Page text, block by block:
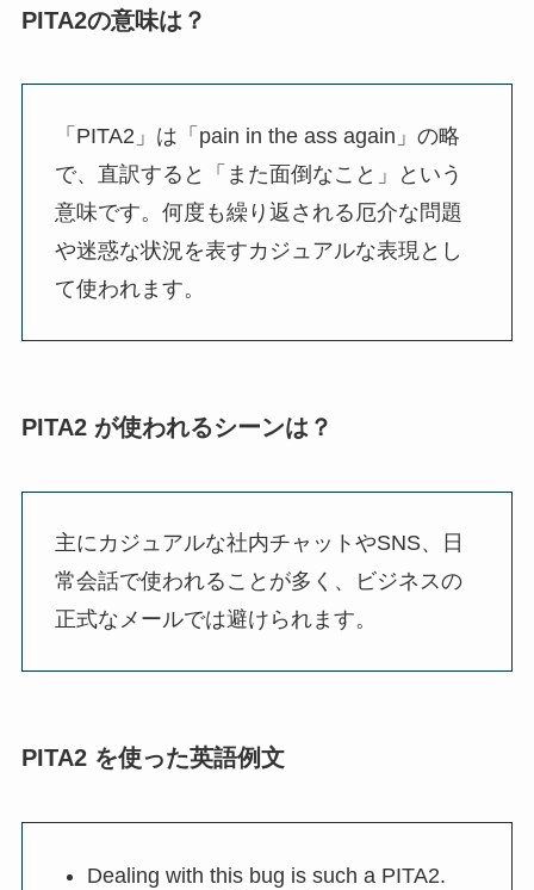
PITA2の意味は？
「PITA2」は「pain in the ass again」の略
で、直訳すると「また面倒なこと」という
意味です。何度も繰り返される厄介な問題
や迷惑な状況を表すカジュアルな表現とし
て使われます。
PITA2 が使われるシーンは？
主にカジュアルな社内チャットやSNS、日
常会話で使われることが多く、ビジネスの
正式なメールでは避けられます。
PITA2 を使った英語例文
Dealing with this bug is such a PITA2.